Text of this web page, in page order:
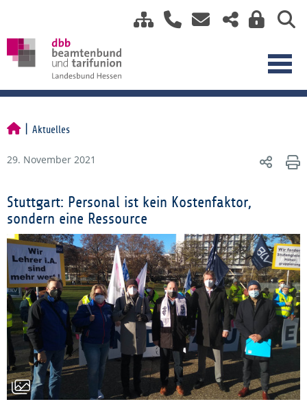
Aktuelles
29. November 2021
Stuttgart: Personal ist kein Kostenfaktor,
sondern eine Ressource